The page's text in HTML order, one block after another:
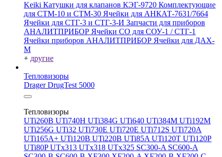
Keiki Катушки для клапанов КЭГ-9720 Комплектующие
для СТМ-10 и СТМ-30 Ячейки для АНКАТ-7631/7664
Ячейки для СТГ-3 и СТГ-3-И Запчасти для приборов
АНАЛИТПРИБОР Ячейки CO для СОУ-1 / СТГ-1
Ячейки приборов АНАЛИТПРИБОР Ячейки для ДАХ-
М
+ другие
Тепловизоры
Drager DrugTest 5000
Тепловизоры
UTi260В UTi740H UTi384G UTi640 UTi384M UTi192M
UTi256G UTi32 UTi730E UTi720E UTi712S UTi720A
UTi165A+ UTi120B UTi220B UTi85A UTi120T UTi120P
UTi80PUTx313 UTx318 UTx325 SC300-A SC600-A